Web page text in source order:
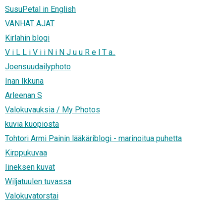
SusuPetal in English
VANHAT AJAT
Kirlahin blogi
V i L L i V i i N i N J u u R e l T a..
Joensuudailyphoto
Inan Ikkuna
Arleenan S
Valokuvauksia / My Photos
kuvia kuopiosta
Tohtori Armi Painin lääkäriblogi - marinoitua puhetta
Kirppukuvaa
Iineksen kuvat
Wiljatuulen tuvassa
Valokuvatorstai